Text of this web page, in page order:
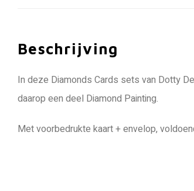
Beschrijving
In deze Diamonds Cards sets van Dotty
daarop een deel Diamond Painting.
Met voorbedrukte kaart + envelop,